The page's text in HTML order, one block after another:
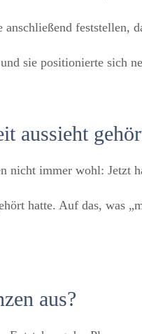
feststellen,
sie positionierte sich
aussieht
nicht immer wohl:
hatte. Auf das, was
aus?